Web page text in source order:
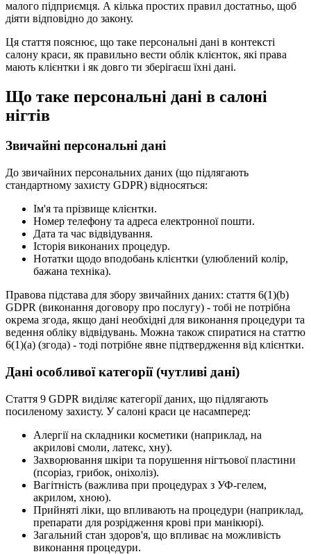
малого підприємця. А кілька простих правил достатньо, щоб
діяти відповідно до закону.
Ця стаття пояснює, що таке персональні дані в контексті
салону краси, як правильно вести облік клієнток, які права
мають клієнтки і як довго ти зберігаєш їхні дані.
Що таке персональні дані в салоні
нігтів
Звичайні персональні дані
До звичайних персональних даних (що підлягають
стандартному захисту GDPR) відносяться:
Ім'я та прізвище клієнтки.
Номер телефону та адреса електронної пошти.
Дата та час відвідування.
Історія виконаних процедур.
Нотатки щодо вподобань клієнтки (улюблений колір,
бажана техніка).
Правова підстава для збору звичайних даних: стаття 6(1)(b)
GDPR (виконання договору про послугу) - тобі не потрібна
окрема згода, якщо дані необхідні для виконання процедури та
ведення обліку відвідувань. Можна також спиратися на статтю
6(1)(a) (згода) - тоді потрібне явне підтвердження від клієнтки.
Дані особливої категорії (чутливі дані)
Стаття 9 GDPR виділяє категорії даних, що підлягають
посиленому захисту. У салоні краси це насамперед:
Алергії на складники косметики (наприклад, на
акрилові смоли, латекс, хну).
Захворювання шкіри та порушення нігтьової пластини
(псоріаз, грибок, оніхоліз).
Вагітність (важлива при процедурах з УФ-гелем,
акрилом, хною).
Прийняті ліки, що впливають на процедури (наприклад,
препарати для розрідження крові при манікюрі).
Загальний стан здоров'я, що впливає на можливість
виконання процедури.